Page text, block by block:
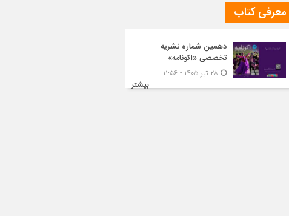
چشم‌انداز روابط ایران و روسیه در جهان پساکرونا
معرفی کتاب
دهمین شماره نشریه
تخصصی «اکونامه»
بیشتر